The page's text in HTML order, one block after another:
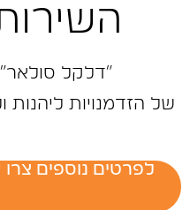
״דלקל ‬סולאר״‭ ‬פותחת‭ ‬לך‭ ‬חלון‭ ‬
של‭ ‬הזדמנויות‭ ‬ליהנות‭ ‬ולהרוויח‭ ‬מאנרגית‭ ‬השמש‭!‬
לפרטים נוספים